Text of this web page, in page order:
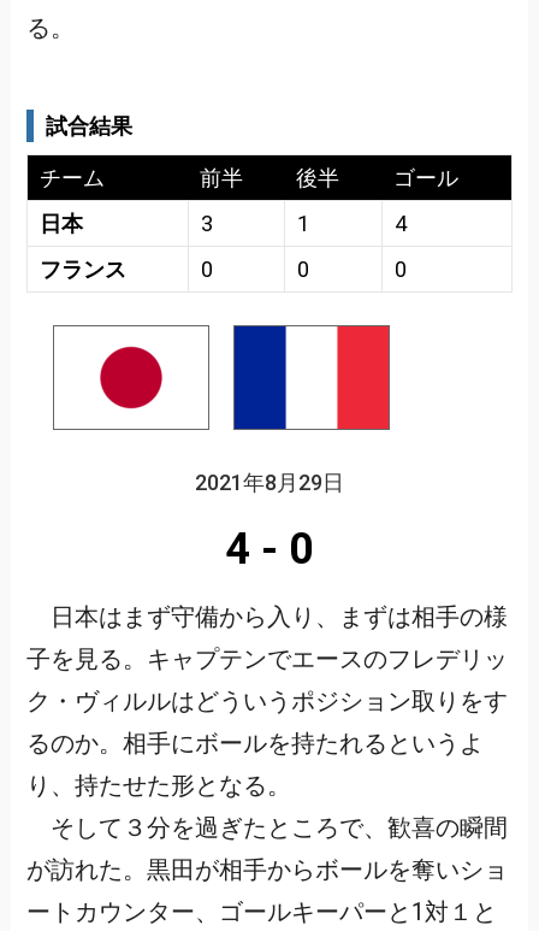
る。
試合結果
チーム 前半 後半
ゴール
日本
3 1
4
フランス
0 0 0
2021年8月29日
4 - 0
日本はまず守備から入り、まずは相手の様
子を見る。キャプテンでエースのフレデリッ
ク・ヴィルルはどういうポジション取りをす
るのか。相手にボールを持たれるというよ
り、持たせた形となる。
そして３分を過ぎたところで、歓喜の瞬間
が訪れた。黒田が相手からボールを奪いショ
ートカウンター、ゴールキーパーと1対１と